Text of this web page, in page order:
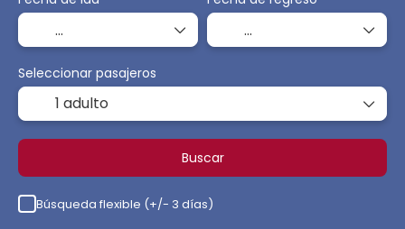
Seleccionar pasajeros
1 adulto
Buscar
Búsqueda flexible (+/- 3 días)